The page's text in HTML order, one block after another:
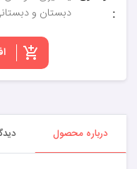
:
دبستان و
درباره محصول